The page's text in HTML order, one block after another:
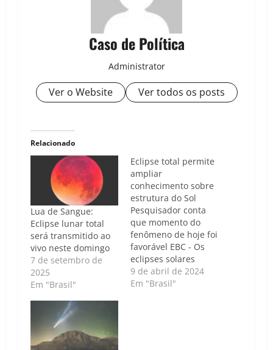
Caso de Política
Administrator
Ver o Website Ver todos os posts
Relacionado
Lua de Sangue:
Eclipse lunar total
será transmitido ao
vivo neste domingo
7 de setembro de
2025
Em "Brasil"
Eclipse total permite
ampliar
conhecimento sobre
estrutura do Sol
Pesquisador conta
que momento do
fenômeno de hoje foi
favorável EBC - Os
eclipses solares
totais, como o que
aconteceu nesta
9 de abril de 2024
Em "Brasil"